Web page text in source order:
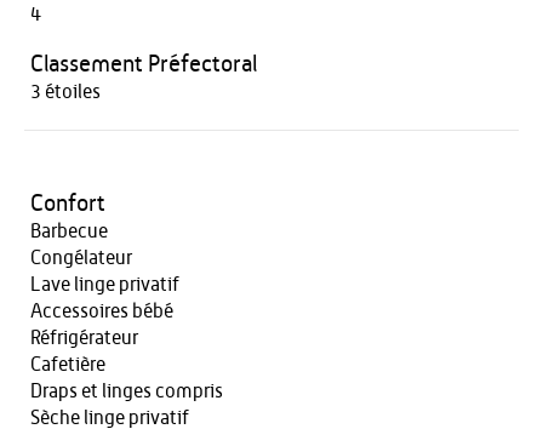
4
Classement Préfectoral
3 étoiles
Confort
Barbecue
Congélateur
Lave linge privatif
Accessoires bébé
Réfrigérateur
Cafetière
Draps et linges compris
Sèche linge privatif